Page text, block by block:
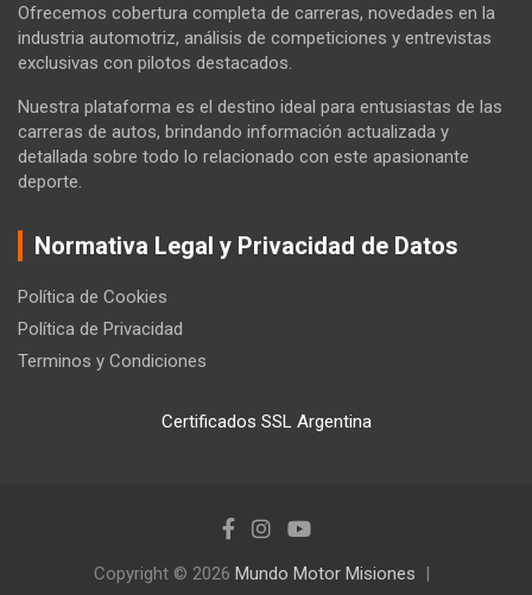
Ofrecemos cobertura completa de carreras, novedades en la
industria automotriz, análisis de competiciones y entrevistas
exclusivas con pilotos destacados.
Nuestra plataforma es el destino ideal para entusiastas de las
carreras de autos, brindando información actualizada y
detallada sobre todo lo relacionado con este apasionante
deporte.
Normativa Legal y Privacidad de Datos
Política de Cookies
Política de Privacidad
Terminos y Condiciones
Certificados SSL Argentina
Copyright © 2026 Mundo Motor Misiones